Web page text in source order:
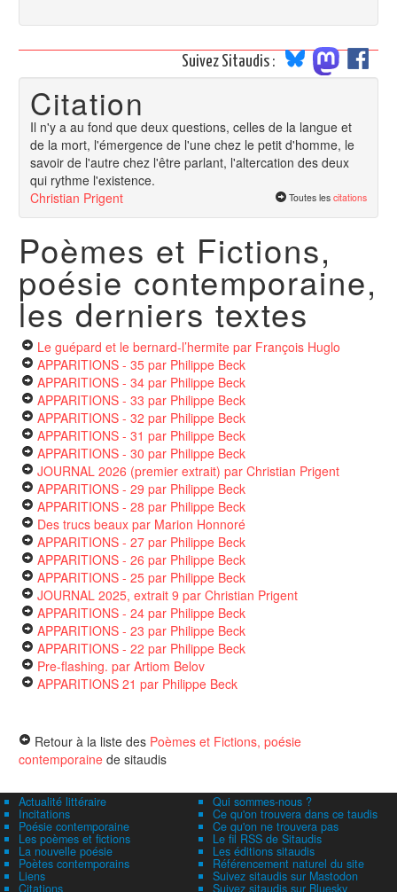
Suivez Sitaudis :
Citation
Il n'y a au fond que deux questions, celles de la langue et
de la mort, l'émergence de l'une chez le petit d'homme, le
savoir de l'autre chez l'être parlant, l'altercation des deux
qui rythme l'existence.
Christian Prigent
Toutes les citations
Poèmes et Fictions,
poésie contemporaine,
les derniers textes
Le guépard et le bernard-l’hermite par François Huglo
APPARITIONS - 35 par Philippe Beck
APPARITIONS - 34 par Philippe Beck
APPARITIONS - 33 par Philippe Beck
APPARITIONS - 32 par Philippe Beck
APPARITIONS - 31 par Philippe Beck
APPARITIONS - 30 par Philippe Beck
JOURNAL 2026 (premier extrait) par Christian Prigent
APPARITIONS - 29 par Philippe Beck
APPARITIONS - 28 par Philippe Beck
Des trucs beaux par Marion Honnoré
APPARITIONS - 27 par Philippe Beck
APPARITIONS - 26 par Philippe Beck
APPARITIONS - 25 par Philippe Beck
JOURNAL 2025, extrait 9 par Christian Prigent
APPARITIONS - 24 par Philippe Beck
APPARITIONS - 23 par Philippe Beck
APPARITIONS - 22 par Philippe Beck
Pre-flashing. par Artiom Belov
APPARITIONS 21 par Philippe Beck
Retour à la liste des Poèmes et Fictions, poésie
contemporaine de sitaudis
Actualité littéraire
Incitations
Poésie contemporaine
Les poèmes et fictions
La nouvelle poésie
Poètes contemporains
Liens
Citations
Qui sommes-nous ?
Ce qu'on trouvera dans ce taudis
Ce qu'on ne trouvera pas
Le fil RSS de Sitaudis
Les éditions sitaudis
Référencement naturel du site
Suivez sitaudis sur Mastodon
Suivez sitaudis sur Bluesky